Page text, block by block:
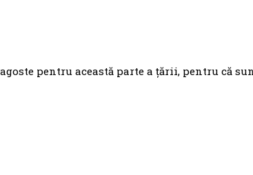
pentru această parte a țării, pentru că